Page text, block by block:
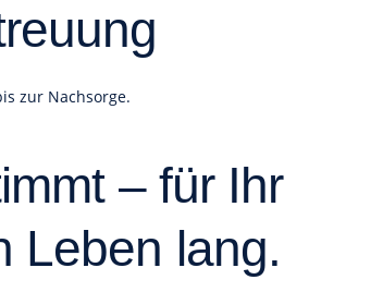
zur Nachsorge.
– für Ihr
Leben lang.